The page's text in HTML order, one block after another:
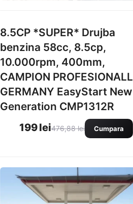
8.5CP *SUPER* Drujba
benzina 58cc, 8.5cp,
10.000rpm, 400mm,
CAMPION PROFESIONALL
GERMANY EasyStart New
Generation CMP1312R
199 lei476,88 lei Cumpara